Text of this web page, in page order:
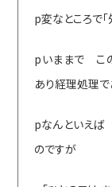
p変なところで
pいままで こ
あり経理処理
pなんといえば
のですが